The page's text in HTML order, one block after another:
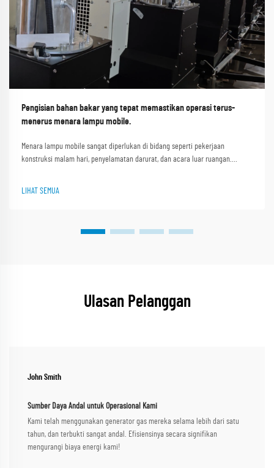
Pengisian bahan bakar yang tepat memastikan operasi terus-
menerus menara lampu mobile.
Menara lampu mobile sangat diperlukan di bidang seperti pekerjaan
konstruksi malam hari, penyelamatan darurat, dan acara luar ruangan.
LIHAT SEMUA
Ulasan Pelanggan
John Smith
Sumber Daya Andal untuk Operasional Kami
Kami telah menggunakan generator gas mereka selama lebih dari satu
tahun, dan terbukti sangat andal. Efisiensinya secara signifikan
mengurangi biaya energi kami!